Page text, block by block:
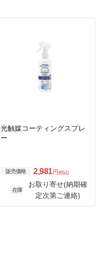
光触媒コーティングスプレ
ー
販売価格 2,981円 (税込)
在庫
お取り寄せ(納期確
定次第ご連絡)